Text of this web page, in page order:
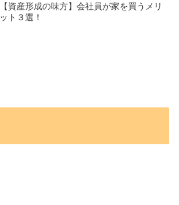
【資産形成の味方】会社員が家を買うメリ
ット３選！